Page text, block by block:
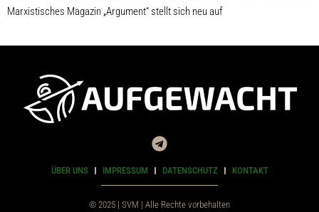
Marxistisches Magazin „Argument“ stellt sich neu auf
ÜBER UNS IMPRESSUM DATENSCHUTZ KONTAKT
© 2025 | SVM | Alle Rechte vorbehalten